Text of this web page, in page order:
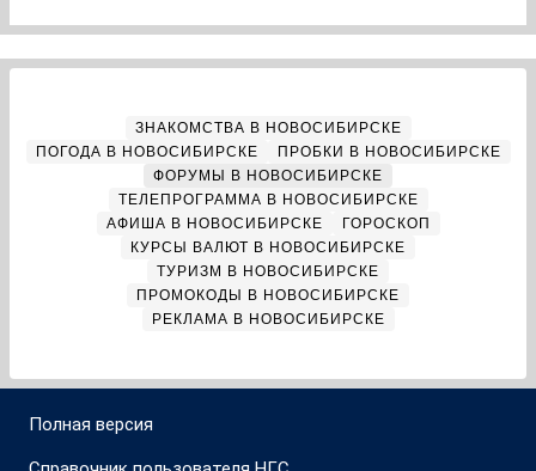
ЗНАКОМСТВА В НОВОСИБИРСКЕ
ПОГОДА В НОВОСИБИРСКЕ
ПРОБКИ В НОВОСИБИРСКЕ
ФОРУМЫ В НОВОСИБИРСКЕ
ТЕЛЕПРОГРАММА В НОВОСИБИРСКЕ
АФИША В НОВОСИБИРСКЕ
ГОРОСКОП
КУРСЫ ВАЛЮТ В НОВОСИБИРСКЕ
ТУРИЗМ В НОВОСИБИРСКЕ
ПРОМОКОДЫ В НОВОСИБИРСКЕ
РЕКЛАМА В НОВОСИБИРСКЕ
Полная версия